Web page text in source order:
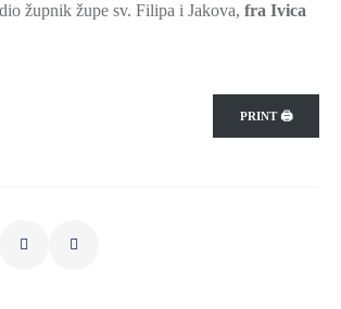
župnik župe sv. Filipa i Jakova, fra Ivica
PRINT 🖨